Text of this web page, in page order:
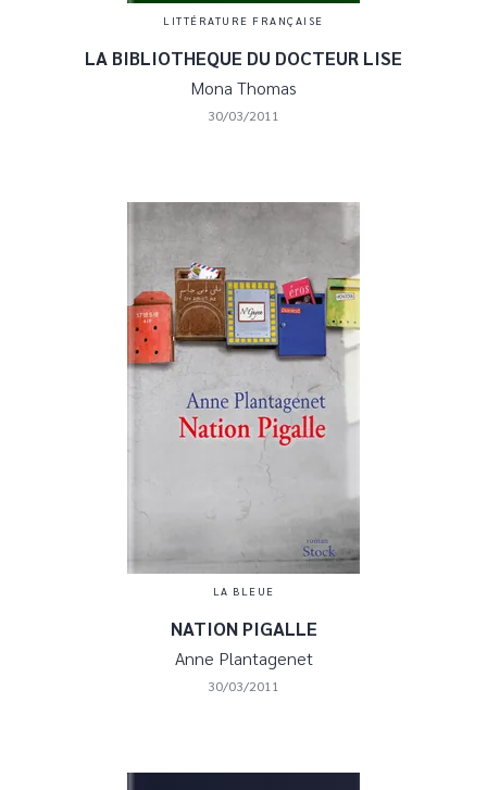
LITTÉRATURE FRANÇAISE
LA BIBLIOTHEQUE DU DOCTEUR LISE
Mona Thomas
30/03/2011
LA BLEUE
NATION PIGALLE
Anne Plantagenet
30/03/2011